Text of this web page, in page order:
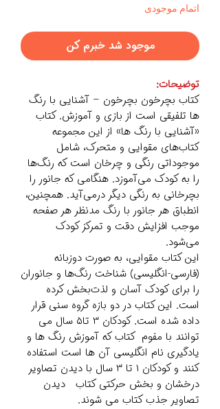
اتمام موجودی
موجود شد خبرم کن
توضیحات:
کتاب‌ بچرخون بچرخون – آشنایی با رنگ
ها تلفیقی است از بازی و آموزش. کتاب
«آشنایی با رنگ ها» از این مجموعه
کتاب‌های مقوایی و متحرک، شامل
موجوداتی رنگی و چرخان است که رنگ‌ها
را به کودک می‌آموزد. هنگامی که جانور را
بچرخانی به رنگی دیگر درمی‌آید. همچنین،
انطباق هر جانور با رنگ مدنظر هر صفحه
موجب افزایش دقت و تمرکز کودک
می‌شود.
این کتاب مقوایی، به صورت دوزبانه
(فارسی-انگلیسی) شناخت رنگ‌ها و جانوران
را برای کودک آسان و لذت‌بخش کرده
است. این کتاب در دو بازه گروه سنی قرار
داده شده است. کودکان ۳ تا۵ سال می
توانند با مفوم کتاب که آموزش رنگ ها و
یادگیری نام انگلیسی آن ها است استفاده
کنند و کودکان ۱ تا ۳ سال با دیدن تصاویر
درخشان و بخش حرکتی کتاب دیدن
تصاویر جذب کتاب می شوند.